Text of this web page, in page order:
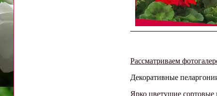
Рассматриваем
Декоративные
Ярко цветущие сортовые